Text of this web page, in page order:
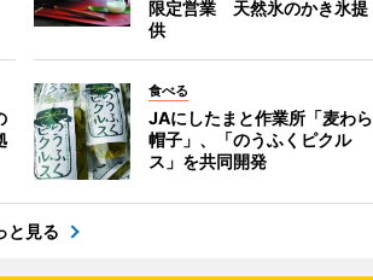
限定営業 天然氷のかき氷提
供
食べる
JAにしたまと作業所「麦わら
帽子」、「のうふくピクル
ス」を共同開発
と見る